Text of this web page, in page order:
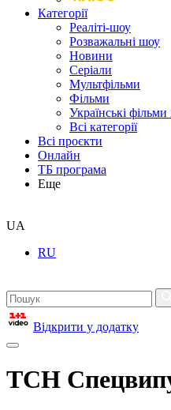
Категорії
Реаліті-шоу
Розважальні шоу
Новини
Серіали
Мультфільми
Фільми
Українські фільми
Всі категорії
Всі проєкти
Онлайн
ТБ програма
Еще
UA
RU
Відкрити у додатку
ТСН